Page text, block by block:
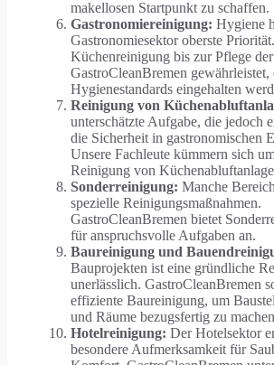
makellosen Startpunkt zu schaffen.
Gastronomiereinigung: Hygiene
Gastronomiesektor oberste
Küchenreinigung bis zur Pflege
GastroCleanBremen gewährleistet,
Hygienestandards eingehalten
Reinigung von
unterschätzte Aufgabe, die jedoch
die Sicherheit in gastronomischen
Unsere Fachleute kümmern sich
Reinigung von
Sonderreinigung: Manche
spezielle Reinigungsmaßnahmen.
GastroCleanBremen bietet
für anspruchsvolle Aufgaben an.
Baureinigung und
Bauprojekten ist eine gründliche
unerlässlich. GastroCleanBremen
effiziente Baureinigung, um
und Räume bezugsfertig zu
Hotelreinigung: Der Hotelsektor
besondere Aufmerksamkeit für